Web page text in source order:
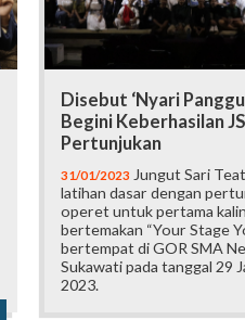
Disebut ‘Nyari
Begini Keberhasilan
Pertunjukan
31/01/2023 Jungut Sari
latihan dasar dengan
operet untuk pertama
bertemakan “Your Stage
bertempat di GOR SMA
Sukawati pada tanggal 29
2023.